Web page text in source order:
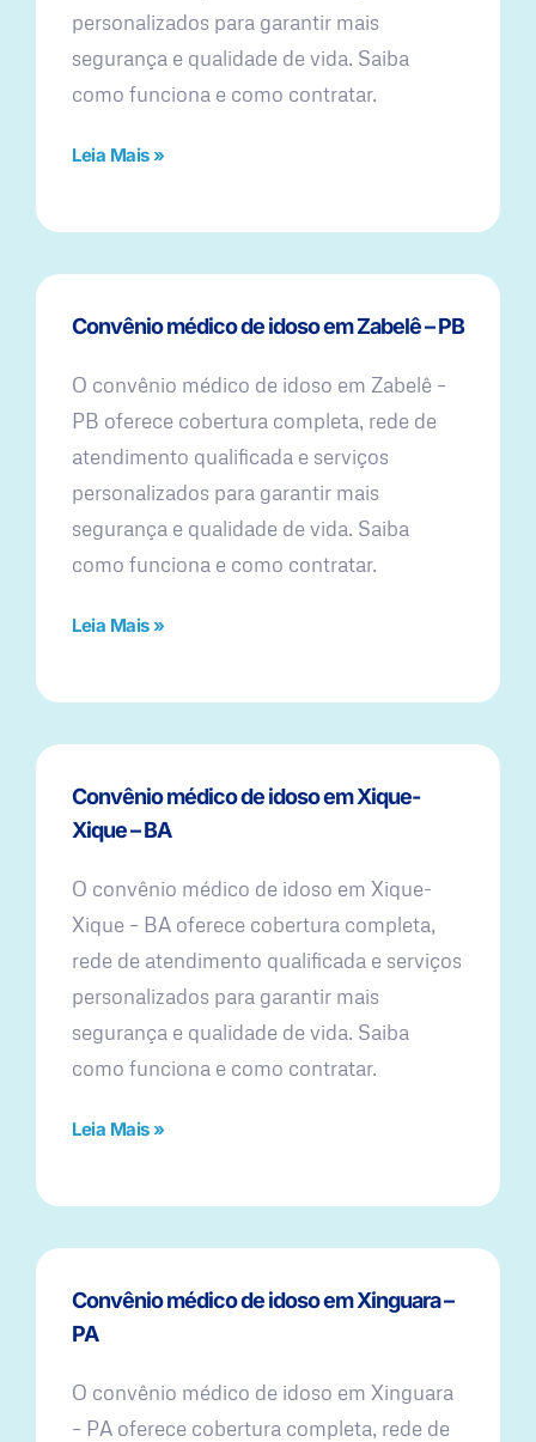
personalizados para garantir mais
segurança e qualidade de vida. Saiba
como funciona e como contratar.
Leia Mais »
Convênio médico de idoso em Zabelê – PB
O convênio médico de idoso em Zabelê –
PB oferece cobertura completa, rede de
atendimento qualificada e serviços
personalizados para garantir mais
segurança e qualidade de vida. Saiba
como funciona e como contratar.
Leia Mais »
Convênio médico de idoso em Xique-
Xique – BA
O convênio médico de idoso em Xique-
Xique – BA oferece cobertura completa,
rede de atendimento qualificada e serviços
personalizados para garantir mais
segurança e qualidade de vida. Saiba
como funciona e como contratar.
Leia Mais »
Convênio médico de idoso em Xinguara –
PA
O convênio médico de idoso em Xinguara
– PA oferece cobertura completa, rede de